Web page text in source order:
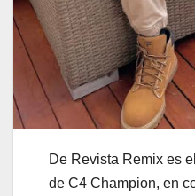
De Revista Remix es
de C4 Champion, en